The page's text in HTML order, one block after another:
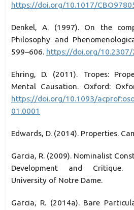
https://doi.org/10.1017/
Denkel, A. (1997). On the
Philosophy and
599–606. https://doi.org/10.2307/
Ehring, D. (2011). Tropes:
Mental Causation. Oxford:
https://doi.org/10.1093/
01.0001
Edwards, D. (2014). Properties.
Garcia, R. (2009). Nominalist
Development and Critique.
University of Notre Dame.
Garcia, R. (2014a). Bare